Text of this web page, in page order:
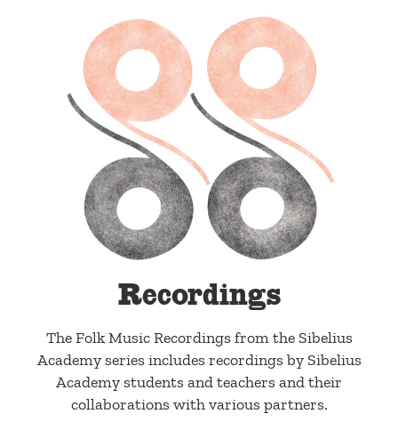
Recordings
The Folk Music Recordings from the Sibelius
Academy series includes recordings by Sibelius
Academy students and teachers and their
collaborations with various partners.